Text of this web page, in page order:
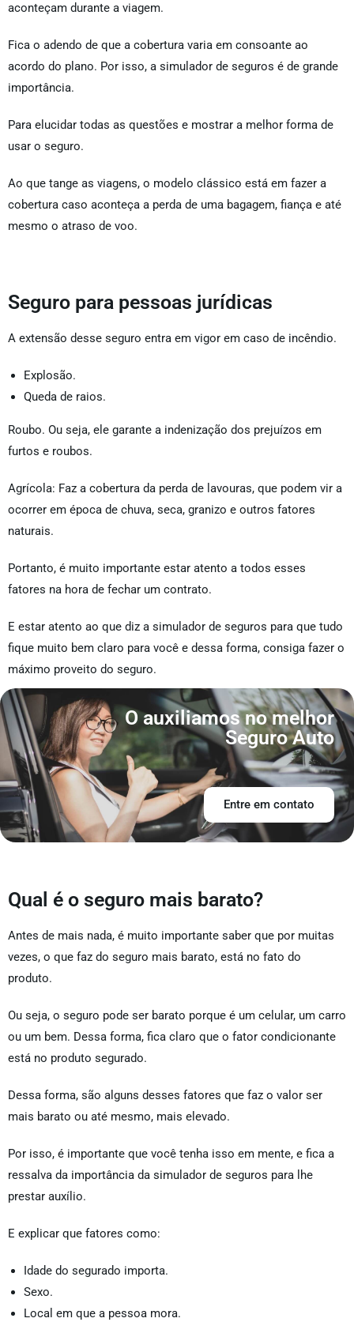
aconteçam durante a viagem.
Fica o adendo de que a cobertura varia em consoante ao
acordo do plano. Por isso, a simulador de seguros é de grande
importância.
Para elucidar todas as questões e mostrar a melhor forma de
usar o seguro.
Ao que tange as viagens, o modelo clássico está em fazer a
cobertura caso aconteça a perda de uma bagagem, fiança e até
mesmo o atraso de voo.
Seguro para pessoas jurídicas
A extensão desse seguro entra em vigor em caso de incêndio.
Explosão.
Queda de raios.
Roubo. Ou seja, ele garante a indenização dos prejuízos em
furtos e roubos.
Agrícola: Faz a cobertura da perda de lavouras, que podem vir a
ocorrer em época de chuva, seca, granizo e outros fatores
naturais.
Portanto, é muito importante estar atento a todos esses
fatores na hora de fechar um contrato.
E estar atento ao que diz a simulador de seguros para que tudo
fique muito bem claro para você e dessa forma, consiga fazer o
máximo proveito do seguro.
O auxiliamos no melhor
Seguro Auto
Entre em contato
Qual é o seguro mais barato?
Antes de mais nada, é muito importante saber que por muitas
vezes, o que faz do seguro mais barato, está no fato do
produto.
Ou seja, o seguro pode ser barato porque é um celular, um carro
ou um bem. Dessa forma, fica claro que o fator condicionante
está no produto segurado.
Dessa forma, são alguns desses fatores que faz o valor ser
mais barato ou até mesmo, mais elevado.
Por isso, é importante que você tenha isso em mente, e fica a
ressalva da importância da simulador de seguros para lhe
prestar auxílio.
E explicar que fatores como:
Idade do segurado importa.
Sexo.
Local em que a pessoa mora.